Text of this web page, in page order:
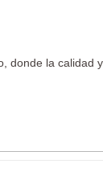
donde la calidad